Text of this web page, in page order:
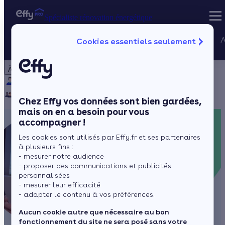
Cookies essentiels seulement
Chez Effy vos données sont bien gardées,
mais on en a besoin pour vous
accompagner !
Les cookies sont utilisés par Effy.fr et ses partenaires
à plusieurs fins :
- mesurer notre audience
- proposer des communications et publicités
personnalisées
- mesurer leur efficacité
- adapter le contenu à vos préférences.
Aucun cookie autre que nécessaire au bon
fonctionnement du site ne sera posé sans votre
À propos
Notre équipe
Rejoignez-nous Presse
Spécialiste rénovation énergétique Nos services
Spécialiste rénovation énergétique